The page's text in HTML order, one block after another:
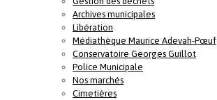
Archives municipales
Libération
Médiathèque Maurice Adevah-Pœuf
Conservatoire Georges Guillot
Police Municipale
Nos marchés
Cimetières